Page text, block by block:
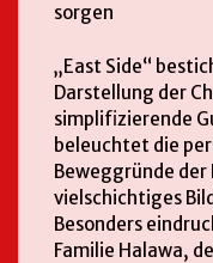
sorgen
„East Side“
Darstellung der
simplifizierende
beleuchtet die
Beweggründe
vielschichtiges
Besonders
Familie Halawa,